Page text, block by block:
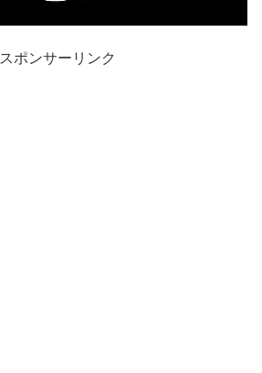
スポンサーリンク